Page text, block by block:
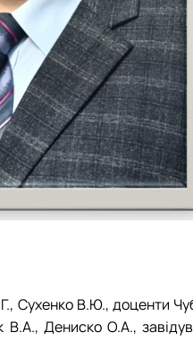
В.Ю., доценти
Дениско О.А.,